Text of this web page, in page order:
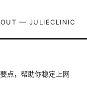
— JULIECLINIC
点，帮助你稳定上网